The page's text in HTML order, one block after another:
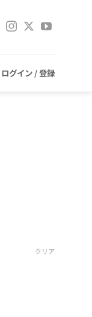
ログイン / 登録
クリア